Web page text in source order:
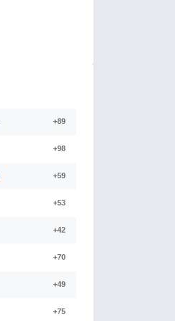
+89
+98
+59
+53
+42
+70
+49
+75